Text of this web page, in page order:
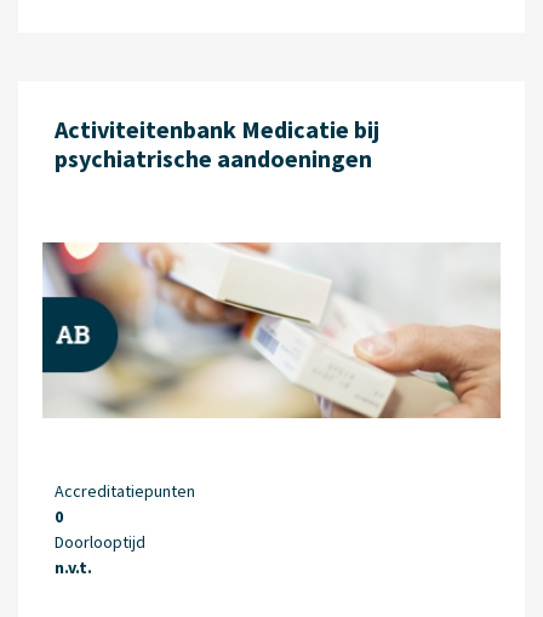
Activiteitenbank Medicatie bij
psychiatrische aandoeningen
Accreditatiepunten
0
Doorlooptijd
n.v.t.